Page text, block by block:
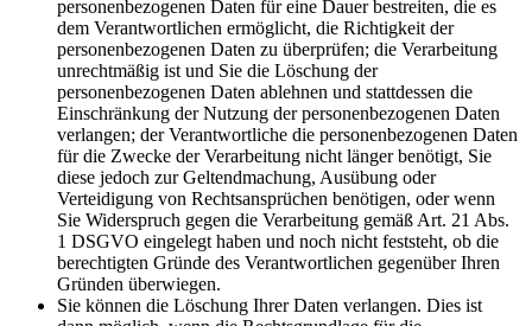
personenbezogenen Daten für eine Dauer bestreiten, die es
dem Verantwortlichen ermöglicht, die Richtigkeit der
personenbezogenen Daten zu überprüfen; die Verarbeitung
unrechtmäßig ist und Sie die Löschung der
personenbezogenen Daten ablehnen und stattdessen die
Einschränkung der Nutzung der personenbezogenen Daten
verlangen; der Verantwortliche die personenbezogenen Daten
für die Zwecke der Verarbeitung nicht länger benötigt, Sie
diese jedoch zur Geltendmachung, Ausübung oder
Verteidigung von Rechtsansprüchen benötigen, oder wenn
Sie Widerspruch gegen die Verarbeitung gemäß Art. 21 Abs.
1 DSGVO eingelegt haben und noch nicht feststeht, ob die
berechtigten Gründe des Verantwortlichen gegenüber Ihren
Gründen überwiegen.
Sie können die Löschung Ihrer Daten verlangen. Dies ist